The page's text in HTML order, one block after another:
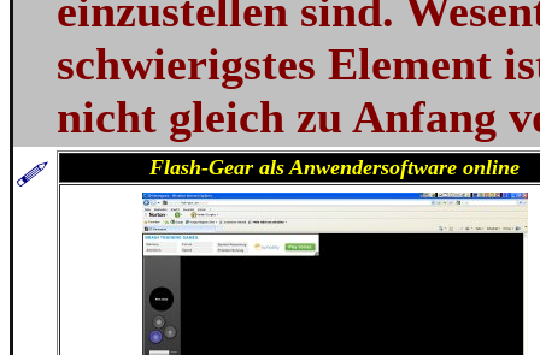
einzustellen sind.
schwierigstes Element
nicht gleich zu Anfang
Flash-Gear als Anwendersoftware online